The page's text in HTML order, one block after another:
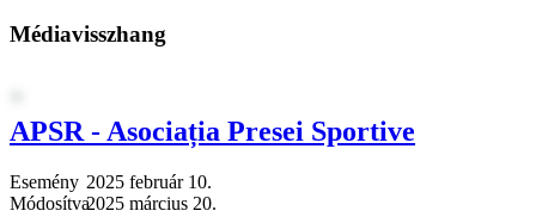
Médiavisszhang
APSR - Asociația Presei Sportive
Esemény 2025 február 10.
Módosítva2025 március 20.